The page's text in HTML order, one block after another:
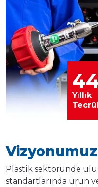
Yıllık
Vizyonumuz
Plastik sektöründe
standartlarında ürün